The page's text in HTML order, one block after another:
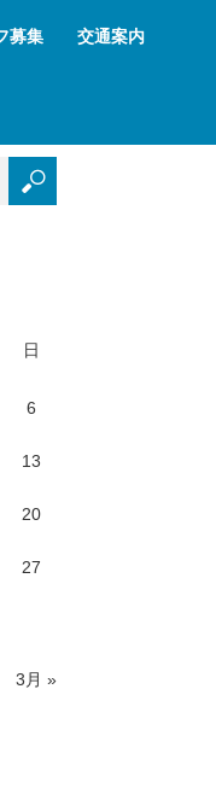
募集 交通案内
日
6
13
20
27
3月 »